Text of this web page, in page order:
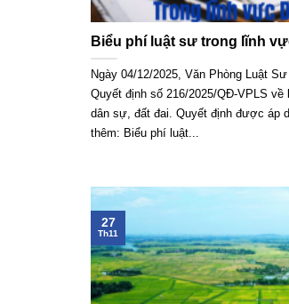
Biểu phí luật sư trong lĩnh
Ngày 04/12/2025, Văn Phòng Luật
Quyết định số 216/2025/QĐ-VPLS
dân sự, đất đai. Quyết định được áp
thêm: Biểu phí luật...
27
Th11